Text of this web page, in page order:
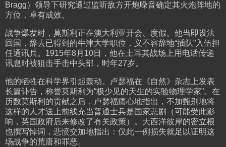
Bragg）领导下研究通过监听敌方开炮噪音确定其火炮阵地的
方位，卓有成效。
战争爆发时，莫斯利正在澳大利亚开会、度假。他当即设法
回国，辞去已得到的牛津大学职位，义不容辞地“插队”入伍担
任通讯兵。1915年8月10日，他在土耳其战场上用电话传递
讯息时被狙击手击中头部，时年27岁。
他的牺牲在科学界引起轰动。卢瑟福在《自然》杂志上发表
长篇讣告，称誉莫斯利为“极少见的天生的实验物理学家”。在
历数莫斯利的贡献之后，卢瑟福痛心地指出，不加甄别地将
这样的人才送上前线充当普通士兵是国家悲剧（可能受此影
响，英国政府后来修改了有关政策）。大西洋彼岸的密立根
也撰写悼词，悲愤交加地指出：仅此一例损失就足以证明这
场战争的荒唐和罪恶。